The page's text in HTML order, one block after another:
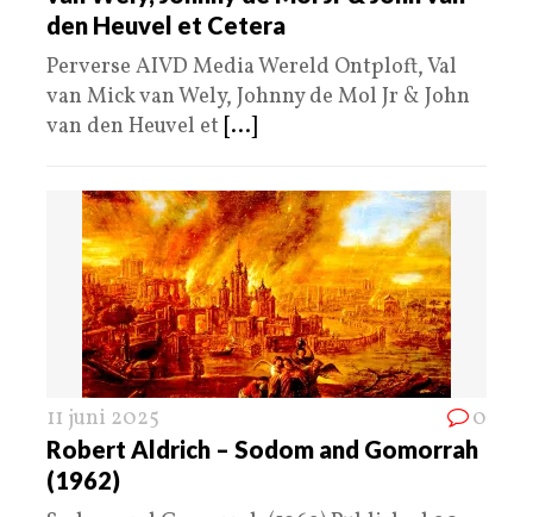
den Heuvel et Cetera
Perverse AIVD Media Wereld Ontploft, Val
van Mick van Wely, Johnny de Mol Jr & John
van den Heuvel et [...]
11 juni 2025 0
Robert Aldrich – Sodom and Gomorrah
(1962)